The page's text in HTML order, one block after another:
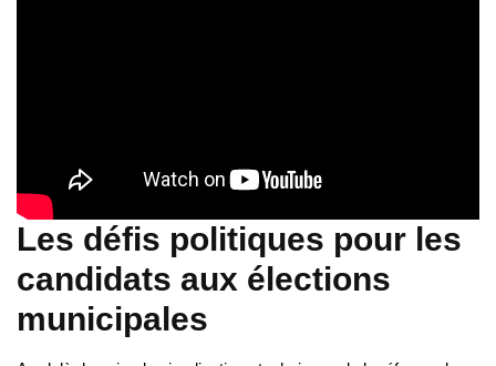
Les défis politiques pour les
candidats aux élections
municipales